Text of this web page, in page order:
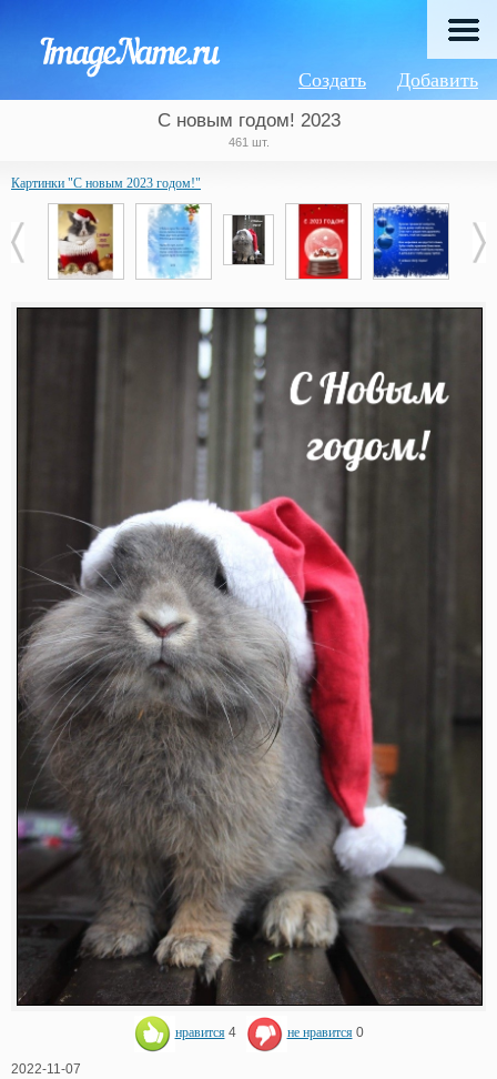
Добавить
Создать
С новым годом! 2023
461 шт.
Картинки "С новым 2023 годом!"
нравится 4 не нравится 0
2022-11-07